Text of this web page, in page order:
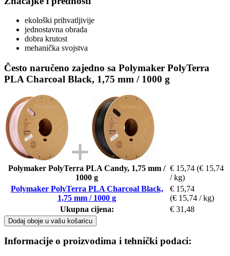
ekološki prihvatljivije
jednostavna obrada
dobra krutost
mehanička svojstva
Često naručeno zajedno sa Polymaker PolyTerra
PLA Charcoal Black, 1,75 mm / 1000 g
Polymaker PolyTerra PLA Candy, 1,75 mm /
1000 g
€ 15,74 (€ 15,74
/ kg)
Polymaker PolyTerra PLA Charcoal Black,
1,75 mm / 1000 g
€ 15,74
(€ 15,74 / kg)
Ukupna cijena:
€ 31,48
Dodaj oboje u vašu košaricu
Informacije o proizvodima i tehnički podaci: